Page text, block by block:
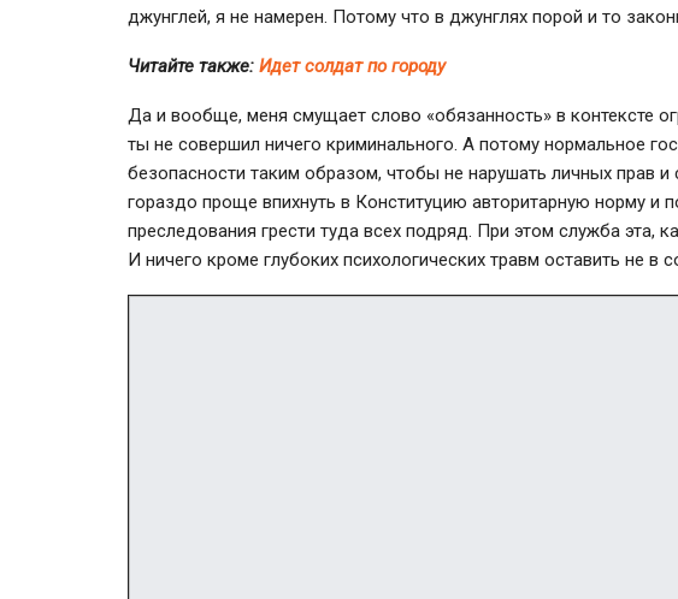
джунглей, я не намерен. Потому что в джунглях порой и то
Читайте также: Идет солдат по городу
Да и вообще, меня смущает слово «обязанность» в контексте
ты не совершил ничего криминального. А потому нормальное
безопасности таким образом, чтобы не нарушать личных прав
гораздо проще впихнуть в Конституцию авторитарную норму и
преследования грести туда всех подряд. При этом служба эта,
И ничего кроме глубоких психологических травм оставить не в